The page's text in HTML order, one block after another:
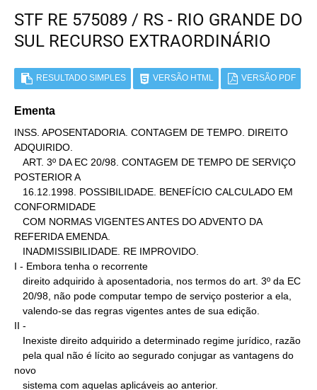
STF RE 575089 / RS - RIO GRANDE DO
SUL RECURSO EXTRAORDINÁRIO
RESULTADO SIMPLES VERSÃO HTML VERSÃO PDF
Ementa
INSS. APOSENTADORIA. CONTAGEM DE TEMPO. DIREITO
ADQUIRIDO.
POSTERIOR A
CONFORMIDADE
REFERIDA EMENDA.
I - Embora tenha o recorrente
II -
novo